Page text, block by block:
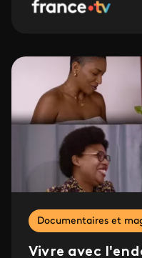
Documentaires et
Vivre avec